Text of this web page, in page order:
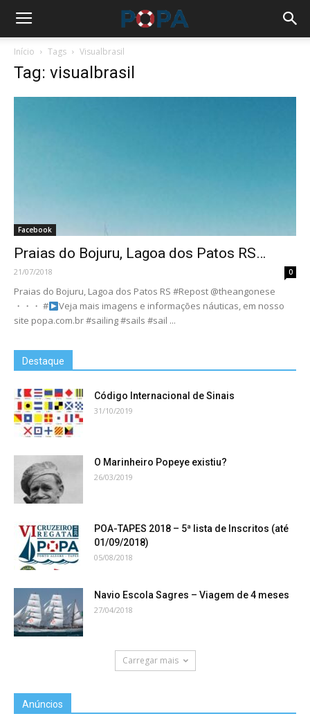
Início Tags Visualbrasil
Tag: visualbrasil
Facebook
Praias do Bojuru, Lagoa dos Patos RS…
21/07/2018 0
Praias do Bojuru, Lagoa dos Patos RS #Repost @theangonese
・・・ #
Veja mais imagens e informações náuticas, em nosso
site popa.com.br #sailing #sails #sail ...
Destaque
Código Internacional de Sinais
31/10/2019
O Marinheiro Popeye existiu?
26/03/2019
POA-TAPES 2018 – 5ª lista de Inscritos (até
01/09/2018)
05/08/2018
Navio Escola Sagres – Viagem de 4 meses
27/04/2018
Carregar mais
Anúncios